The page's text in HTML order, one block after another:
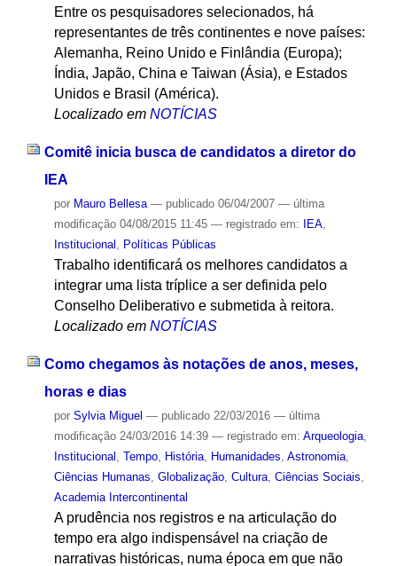
Entre os pesquisadores selecionados, há
representantes de três continentes e nove países:
Alemanha, Reino Unido e Finlândia (Europa);
Índia, Japão, China e Taiwan (Ásia), e Estados
Unidos e Brasil (América).
Localizado em NOTÍCIAS
Comitê inicia busca de candidatos a diretor do
IEA
por Mauro Bellesa — publicado06/04/2007 — última
modificação04/08/2015 11:45 — registrado em: IEA,
Institucional
Políticas Públicas
Trabalho identificará os melhores candidatos a
integrar uma lista tríplice a ser definida pelo
Conselho Deliberativo e submetida à reitora.
Localizado em NOTÍCIAS
Como chegamos às notações de anos, meses,
horas e dias
por Sylvia Miguel — publicado22/03/2016 — última
modificação24/03/2016 14:39 — registrado em: Arqueologia,
Institucional Tempo, História, Humanidades Astronomia,
Ciências Humanas Globalização, Cultura, Ciências Sociais
Academia Intercontinental
A prudência nos registros e na articulação do
tempo era algo indispensável na criação de
narrativas históricas, numa época em que não